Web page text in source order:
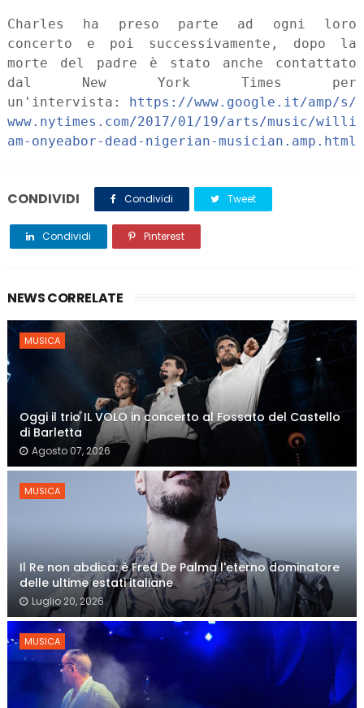
Charles ha preso parte ad ogni loro
concerto e poi successivamente, dopo la
morte del padre è stato anche contattato
dal New York Times per
un'intervista: https://www.google.it/amp/s/
www.nytimes.com/2017/01/19/arts/music/willi
am-onyeabor-dead-nigerian-musician.amp.html
CONDIVIDI Condividi Tweet
Condividi Pinterest
NEWS CORRELATE
MUSICA
Oggi il trio IL VOLO in concerto al Fossato del Castello
di Barletta
Agosto 07, 2026
MUSICA
Il Re non abdica: è Fred De Palma l'eterno dominatore
delle ultime estati italiane
Luglio 20, 2026
MUSICA